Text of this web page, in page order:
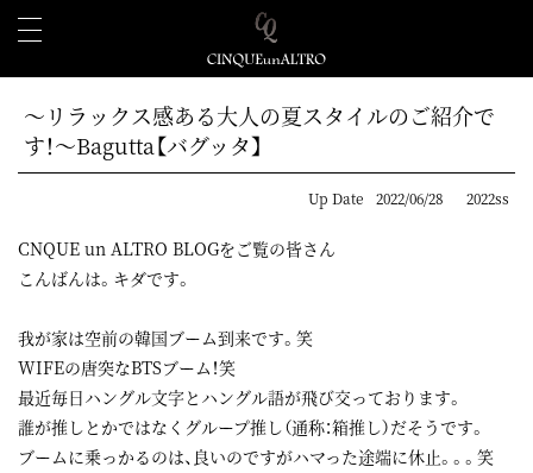
～リラックス感ある大人の夏スタイルのご紹介で
す！～Bagutta【バグッタ】
Up Date 2022/06/28 2022ss
CNQUE un ALTRO BLOGをご覧の皆さん
こんばんは。キダです。
我が家は空前の韓国ブーム到来です。笑
WIFEの唐突なBTSブーム！笑
最近毎日ハングル文字とハングル語が飛び交っております。
誰が推しとかではなくグループ推し（通称：箱推し）だそうです。
ブームに乗っかるのは、良いのですがハマった途端に休止。。。笑